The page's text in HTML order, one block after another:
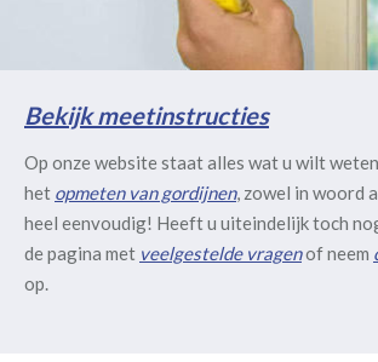
Bekijk meetinstructies
Op onze website staat alles wat u wilt
het opmeten van gordijnen, zowel in woord
heel eenvoudig! Heeft u uiteindelijk toch
de pagina met veelgestelde vragenof neem
op.